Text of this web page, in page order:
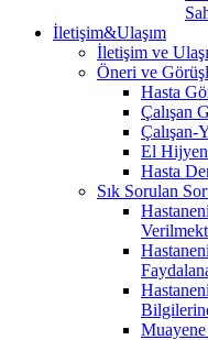
İletişim&Ulaşım
İletişim ve
Öneri ve
Hasta
Çalışan
Çalışan-
El
Hasta
Sık Sorulan
Muayene